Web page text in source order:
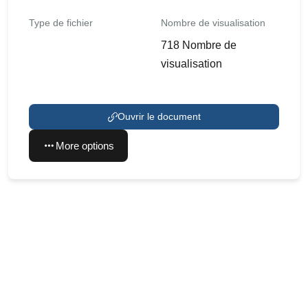
Type de fichier Nombre de visualisation
718 Nombre de
visualisation
Ouvrir le document
More options